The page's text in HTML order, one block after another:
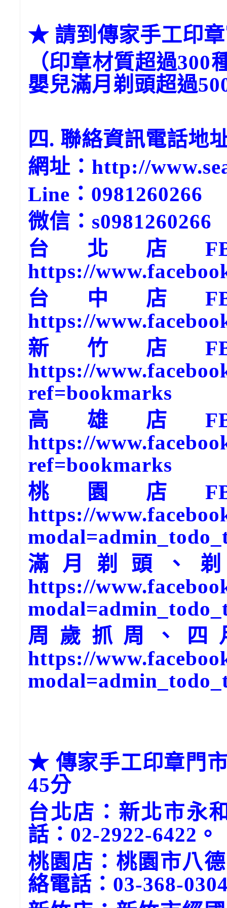
★ 請到傳家手工印
（印章材質超過
嬰兒滿月剃頭超過
四. 聯絡資訊電話地
網址：http://
Line：0981260266
微信：s0981260266
台北店
https://
台中店
https://
新竹店
https://
ref=bookmarks
高雄店
https://
ref=bookmarks
桃園店
https://
滿月剃頭、
https://
周歲抓周、四
https://
★ 傳家手工印章門
45分
台北店：新北市永
話：02-2922-6422。
桃園店：桃園市八
絡電話：03-368-